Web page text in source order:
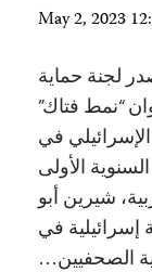
May 2, 2023
مايو 2023 – ستُصدر لجنة حماية
بعنوان “نمط فتاك”
في
السنوية الأولى
شيرين أبو
إسرائيلية في
الصحفيين…